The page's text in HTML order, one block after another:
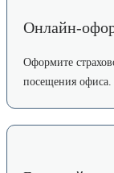
Онлайн-
Оформите
посещения офиса.